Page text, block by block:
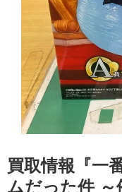
買取情報『一
ムだった件 ​～